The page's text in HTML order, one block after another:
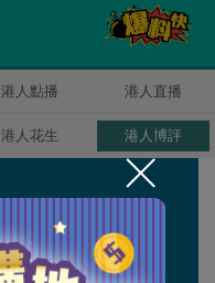
港人點播 港人直播
港人花生 港人博評